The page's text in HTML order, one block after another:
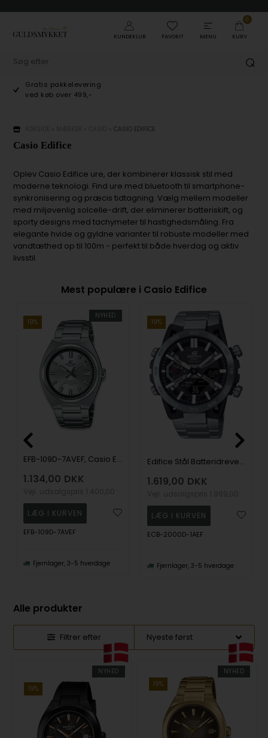
KUNDEKLUB FAVORIT MENU
0
KURV
Gratis pakkelevering
ved køb over 499,-
»CASIO EDIFICE
Casio Edifice
Oplev Casio Edifice ure, der kombinerer klassisk stil med
moderne teknologi. Find ure med bluetooth til smartphone-
synkronisering og præcis tidtagning. Vælg mellem modeller
med miljøvenlig solcelle-drift, der eliminerer batteriskift, og
sporty designs med tachymeter til hastighedsmåling. Fra
elegante hvide og gyldne varianter til robuste modeller med
vandtæthed op til 100m - perfekt til både hverdag og aktiv
livsstil.
Mest populære i Casio Edifice
NYHED
19%
EFB-109D-7AVEF, Casio Edifice EFB-109D-7AVEF Quartz Herre m/lænke
1.134,00 DKK
EFB-109D-7AVEF
Fjernlager, 3-5 hverdage
19%
Edifice Stål Batteridrevet quartz Herre ur fra Casio, ECB-2000D-1AEF
1.619,00 DKK
ECB-2000D-1AEF
Fjernlager, 3-5 hverdage
Alle produkter
Filtrer efter
NYHED
19%
NYHED
19%